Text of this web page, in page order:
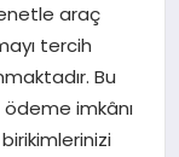
araç
tercih
Bu
imkânı